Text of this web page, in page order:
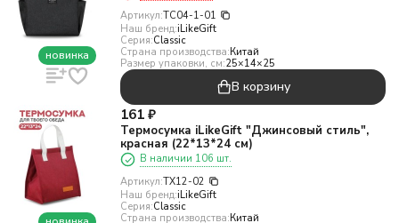
новинка
Артикул:TC04-1-01
Наш бренд:iLikeGift
Серия:Classic
Страна производства:Китай
Размер упаковки, см:25×14×25
В корзину
161 ₽
Термосумка iLikeGift "Джинсовый стиль",
красная (22*13*24 см)
В наличии 106 шт.
Артикул:TX12-02
Наш бренд:iLikeGift
Серия:Classic
Страна производства:Китай